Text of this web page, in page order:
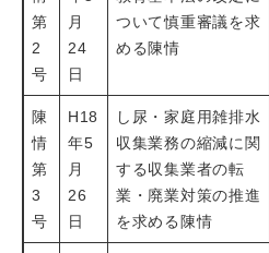
第
2
号
月
24
日
ついて慎重審議を求
める陳情
陳
情
第
3
号
H18
年5
月
26
日
し尿・家庭用雑排水
収集業務の縮減に関
する収集業者の転
業・廃業対策の推進
を求める陳情